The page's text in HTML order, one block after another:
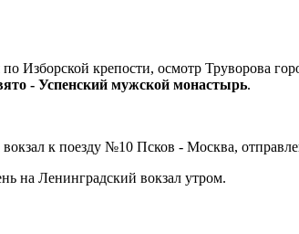
по Изборской крепости, осмотр Труворова
- Успенский мужской монастырь.
к поезду №10 Псков - Москва,
на Ленинградский вокзал утром.